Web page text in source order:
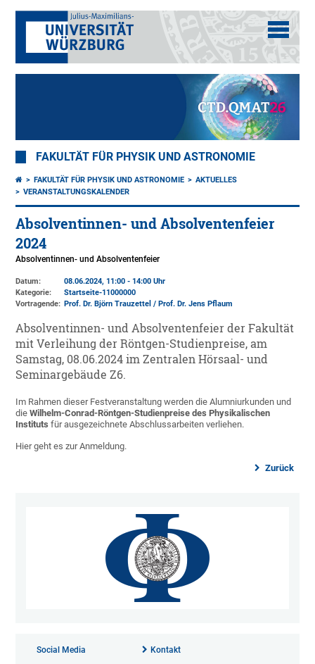
FAKULTÄT FÜR PHYSIK UND ASTRONOMIE
FAKULTÄT FÜR PHYSIK UND ASTRONOMIE
AKTUELLES
VERANSTALTUNGSKALENDER
Absolventinnen- und Absolventenfeier
2024
Absolventinnen- und Absolventenfeier
Datum:
08.06.2024, 11:00 - 14:00 Uhr
Kategorie:
Startseite-11000000
Vortragende: Prof. Dr. Björn Trauzettel / Prof. Dr. Jens Pflaum
Absolventinnen- und Absolventenfeier der Fakultät
mit Verleihung der Röntgen-Studienpreise, am
Samstag, 08.06.2024 im Zentralen Hörsaal- und
Seminargebäude Z6.
Im Rahmen dieser Festveranstaltung werden die Alumniurkunden und
dieWilhelm-Conrad-Röntgen-Studienpreise des Physikalischen
Instituts für ausgezeichnete Abschlussarbeiten verliehen.
Hier geht es zur Anmeldung.
Zurück
Social Media Kontakt